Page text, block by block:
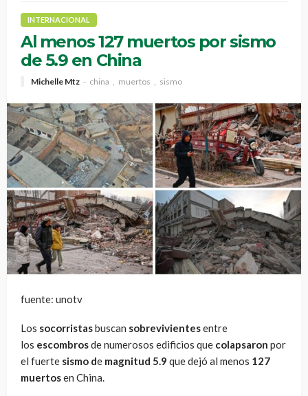
INTERNACIONAL
Al menos 127 muertos por sismo
de 5.9 en China
Michelle Mtz china muertos sismo
fuente: unotv
Los socorristasbuscan sobrevivientesentre
los escombrosde numerosos edificios que colapsaron por
el fuerte sismo de magnitud 5.9 que dejó al menos 127
muertosen China.